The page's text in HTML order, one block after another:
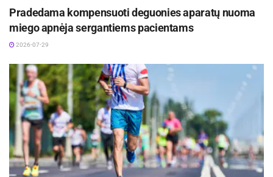
Pradedama kompensuoti deguonies aparatų nuoma
miego apnėja sergantiems pacientams
2026-07-29